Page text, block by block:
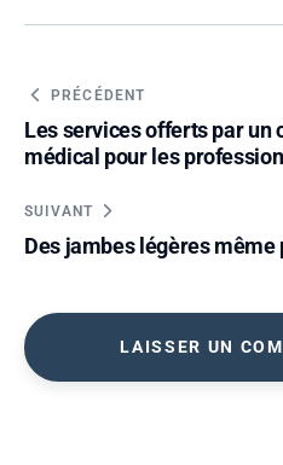
PRÉCÉDENT
Les services offerts par un
médical pour les
SUIVANT
Des jambes légères
LAISSER UN